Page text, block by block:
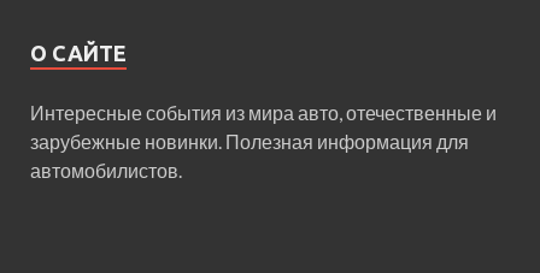
О САЙТЕ
Интересные события из мира авто, отечественные и
зарубежные новинки. Полезная информация для
автомобилистов.